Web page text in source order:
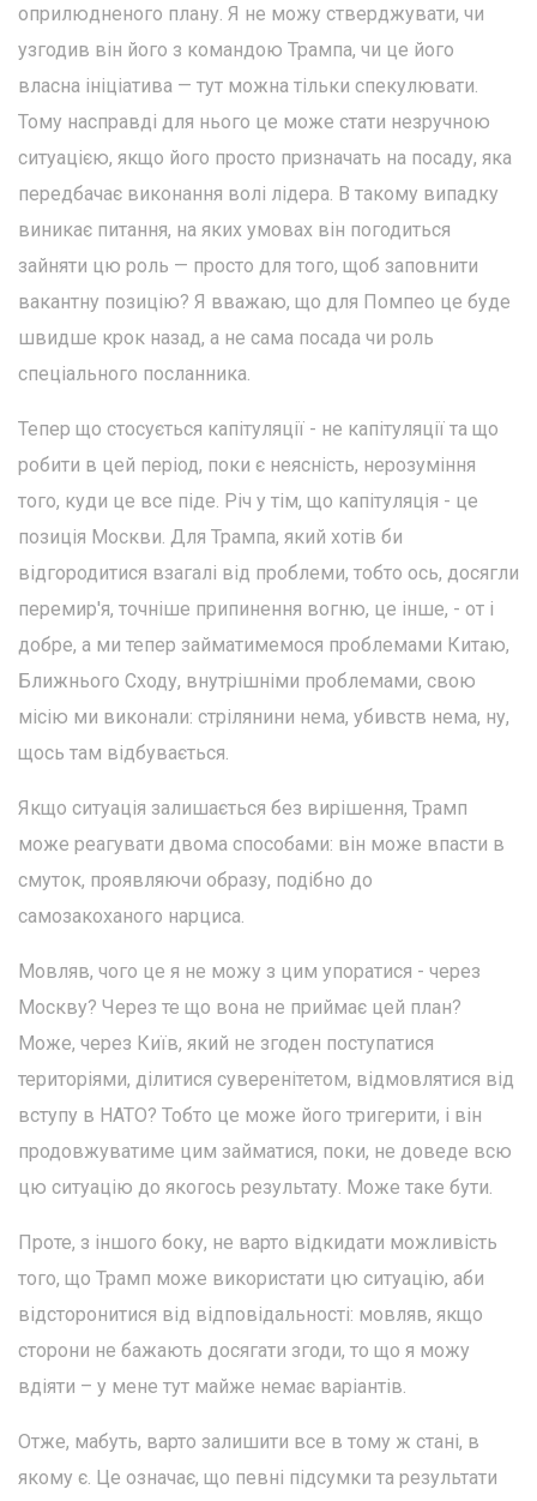
оприлюдненого плану. Я не можу стверджувати, чи
узгодив він його з командою Трампа, чи це його
власна ініціатива — тут можна тільки спекулювати.
Тому насправді для нього це може стати незручною
ситуацією, якщо його просто призначать на посаду, яка
передбачає виконання волі лідера. В такому випадку
виникає питання, на яких умовах він погодиться
зайняти цю роль — просто для того, щоб заповнити
вакантну позицію? Я вважаю, що для Помпео це буде
швидше крок назад, а не сама посада чи роль
спеціального посланника.
Тепер що стосується капітуляції - не капітуляції та що
робити в цей період, поки є неясність, нерозуміння
того, куди це все піде. Річ у тім, що капітуляція - це
позиція Москви. Для Трампа, який хотів би
відгородитися взагалі від проблеми, тобто ось, досягли
перемир'я, точніше припинення вогню, це інше, - от і
добре, а ми тепер займатимемося проблемами Китаю,
Ближнього Сходу, внутрішніми проблемами, свою
місію ми виконали: стрілянини нема, убивств нема, ну,
щось там відбувається.
Якщо ситуація залишається без вирішення, Трамп
може реагувати двома способами: він може впасти в
смуток, проявляючи образу, подібно до
самозакоханого нарциса.
Мовляв, чого це я не можу з цим упоратися - через
Москву? Через те що вона не приймає цей план?
Може, через Київ, який не згоден поступатися
територіями, ділитися суверенітетом, відмовлятися від
вступу в НАТО? Тобто це може його тригерити, і він
продовжуватиме цим займатися, поки, не доведе всю
цю ситуацію до якогось результату. Може таке бути.
Проте, з іншого боку, не варто відкидати можливість
того, що Трамп може використати цю ситуацію, аби
відсторонитися від відповідальності: мовляв, якщо
сторони не бажають досягати згоди, то що я можу
вдіяти – у мене тут майже немає варіантів.
Отже, мабуть, варто залишити все в тому ж стані, в
якому є. Це означає, що певні підсумки та результати